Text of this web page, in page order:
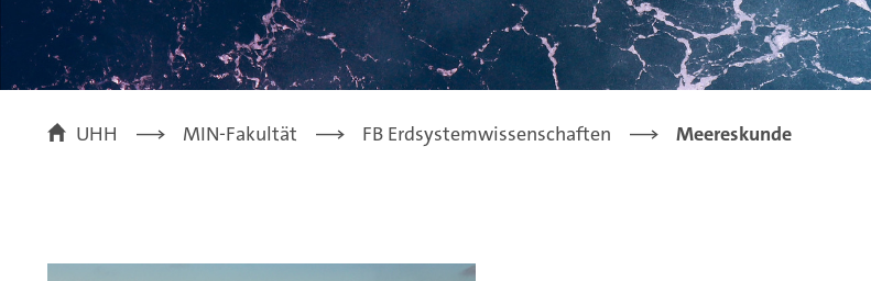
UHH MIN-Fakultät FB Erdsystemwissenschaften Meereskunde